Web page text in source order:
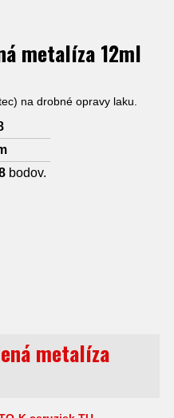
metalíza 12ml
na drobné opravy laku.
bodov.
metalíza